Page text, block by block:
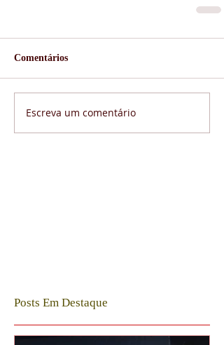
Comentários
Escreva um comentário
Posts Em Destaque